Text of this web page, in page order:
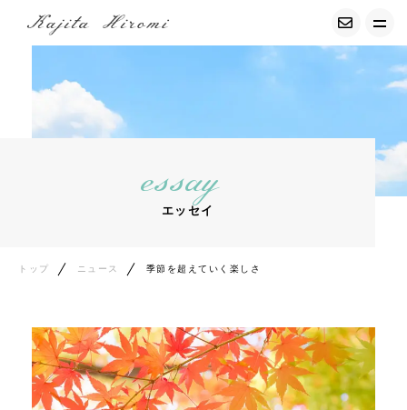
募集中の講座
プロフィール
コンテンツ
エッセイ
essay
エッセイ
トップ ニュース 季節を超えていく楽しさ